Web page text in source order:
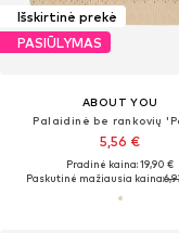
Išskirtinė prekė
PASIŪLYMAS
ABOUT YOU
Palaidinė be rankovių
5,56 €
Pradinė kaina: 19,90 €
Paskutinė mažiausia kaina: